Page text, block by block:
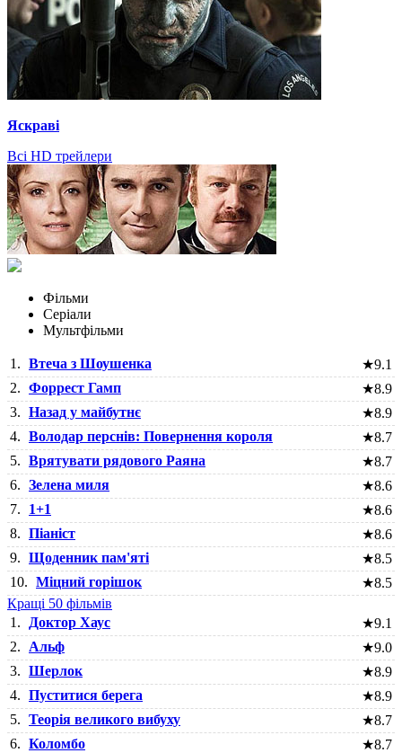
Яскраві
Всі HD трейлери
Фільми
Серіали
Мультфільми
1. Втеча з Шоушенка ★9.1
2. Форрест Гамп ★8.9
3. Назад у майбутнє ★8.9
4. Володар перснів: Повернення короля ★8.7
5. Врятувати рядового Раяна ★8.7
6. Зелена миля ★8.6
7.
1+1 ★8.6
8. Піаніст ★8.6
9. Щоденник пам'яті ★8.5
10. Міцний горішок ★8.5
Кращі 50 фільмів
1.
Доктор Хаус ★9.1
2.
Альф ★9.0
3. Шерлок ★8.9
4. Пуститися берега ★8.9
5. Теорія великого вибуху ★8.7
6. Коломбо ★8.7